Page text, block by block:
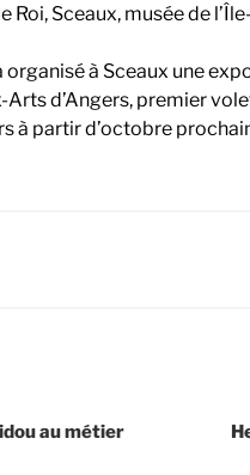
Roi, Sceaux, musée de
à Sceaux une
d’Angers, premier
à partir d’octobre
au métier